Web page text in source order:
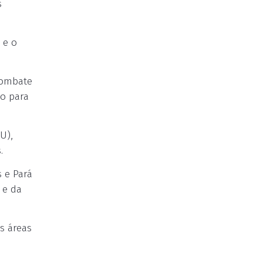
o
para
Pará
da
áreas